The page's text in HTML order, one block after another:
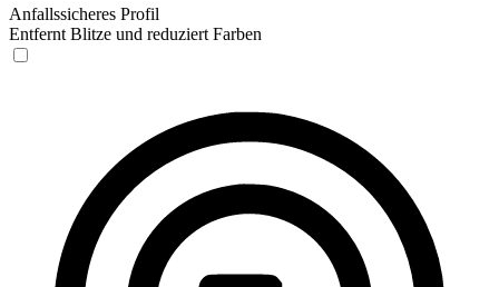
Anfallssicheres Profil
Entfernt Blitze und reduziert Farben